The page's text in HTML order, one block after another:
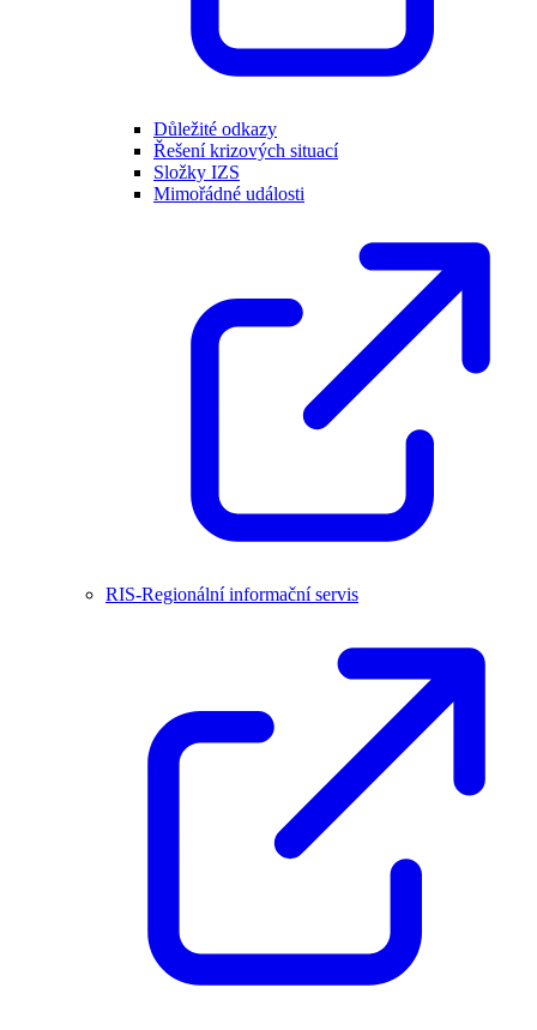
Důležité odkazy
Řešení krizových situací
Složky IZS
Mimořádné události
RIS-Regionální informační servis